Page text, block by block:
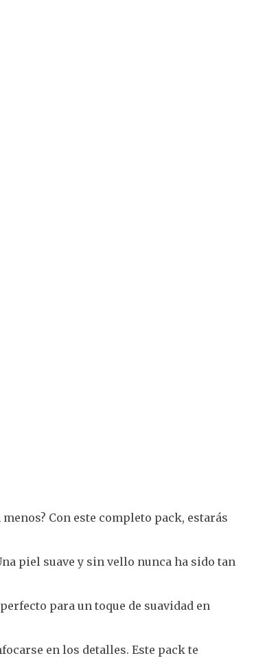
Con este completo pack, estarás
piel suave y sin vello nunca ha sido tan
para un toque de suavidad en
en los detalles. Este pack te